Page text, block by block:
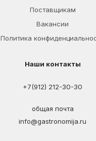
Поставщикам
Вакансии
Политика
Наши контакты
+7(912) 212-30-30
общая почта
info@gastronomija.ru